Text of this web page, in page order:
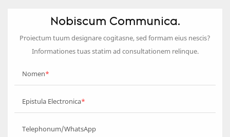
Nobiscum Communica.
Proiectum tuum designare cogitasne, sed formam eius nescis?
Informationes tuas statim ad consultationem relinque.
Nomen
Epistula Electronica
Telephonum/WhatsApp